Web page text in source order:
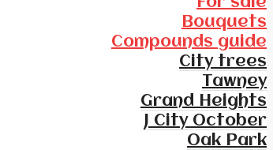
Bouquets
Compounds guide
City trees
Tawney
Grand Heights
J City October
Oak Park